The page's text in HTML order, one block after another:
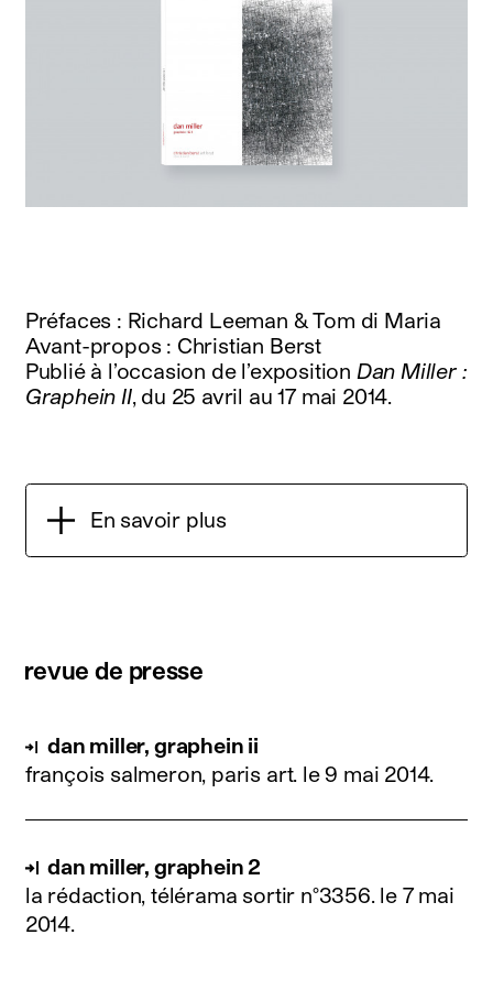
Préfaces : Richard Leeman & Tom di Maria
Avant-propos : Christian Berst
Publié à l’occasion de l’exposition Dan Miller :
Graphein II, du 25 avril au 17 mai 2014.
En savoir plus
revue de presse
dan miller, graphein ii
françois salmeron, paris art. le 9 mai 2014.
dan miller, graphein 2
la rédaction, télérama sortir n°3356. le 7 mai
2014.